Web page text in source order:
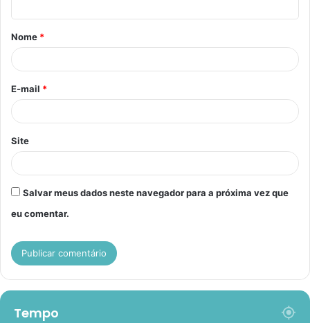
á
r
*
Nome *
E-mail *
Site
Salvar meus dados neste navegador para a próxima vez que
eu comentar.
Tempo